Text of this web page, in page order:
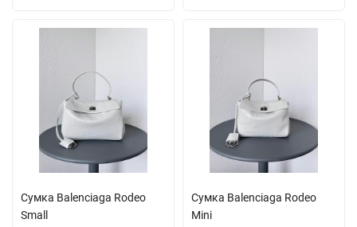
Сумка Balenciaga Rodeo
Small
Сумка Balenciaga Rodeo
Mini